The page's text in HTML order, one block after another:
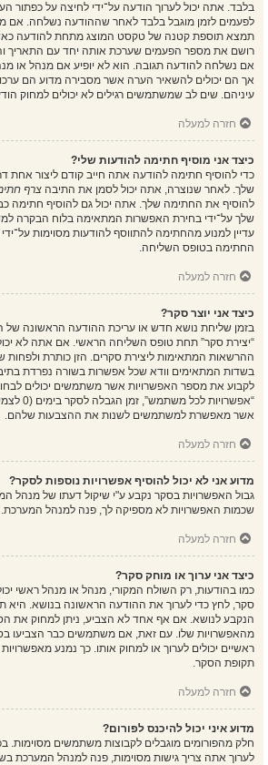
בלבד. אתה יכול לערוך הודעה על־ידי לחיצה על כפתור
לפעמים לזמן מוגבל בלבד לאחר שההודעה נשלחה. אם
תמצא תוספת קטנה של טקסט המוצג מתחת להודעה
רושם את מספר הפעמים שערכת אותה יחד עם התאריך
אם נשלחה להודעה תגובה. הוא לא יופיע אם מנהל או
אך הם יכולים להשאיר הערה אשר מסבירה מדוע הם
עיניהם. שים לב שמשתמשים רגילים לא יכולים למחוק
חזרה למעלה
כיצד אני מוסיף חתימה להודעות שלי?
כדי להוסיף חתימה להודעה אתה חייב קודם ליצור
שלך. לאחר שנוצרה, אתה יכול לסמן את התיבה צרף
להוסיף את החתימה שלך. אתה יכול גם להוסיף חתימה
שלך על־ידי בחירת האפשרות המתאימה בלוח הבקרה
עדיין למנוע מהחתימה להתווסף להודעות מסוימות
החתימה בטופס השליחה.
חזרה למעלה
כיצד אני יוצר סקר?
בזמן שליחת נושא חדש או עריכת ההודעה הראשונה של
“יצירת סקר” תחת טופס השליחה הראשי. אם אתה לא
ההרשאות המתאימות ליצירת סקרים. הזן כותרת ולפחות
בשדות המתאימים וודא שכל אפשרות בשורה נפרדת
לקבוע את מספר האפשרויות אשר משתמשים יכולים
“אפשרויות
אשר מאפשרת למשתמשים לשנות את ההצבעות שלהם.
חזרה למעלה
מדוע אני לא יכול להוסיף אפשרויות נוספות לסקר?
גבול האפשרויות בסקר נקבע ע"י שיקול דעתו של מנהל
שכמות האפשרויות לא מספיקה לך, פנה למנהל המערכת.
חזרה למעלה
כיצד אני ערוך או מוחק סקר?
כמו בהודעות, רק השולח המקורי, מנהל או מנהל ראשי
סקר, לחץ כדי לערוך את ההודעה הראשונה בנושא. היא
הנקבע לנושא. אם אף אחד לא הצביע, ניתן למחוק את
מהאפשרויות שלו. עם זאת, אם משתמשים כבר הצביעו
ראשיים יכולים לערוך או למחוק אותו. כך נמנע
תקופת הסקר.
חזרה למעלה
מדוע איני יכול להיכנס לפורום?
חלק מהפורומים מוגבלים לקבוצות משתמשים מסוימות.
לערוך אתה צריך גישות מסוימות, פנה למנהל המערכת